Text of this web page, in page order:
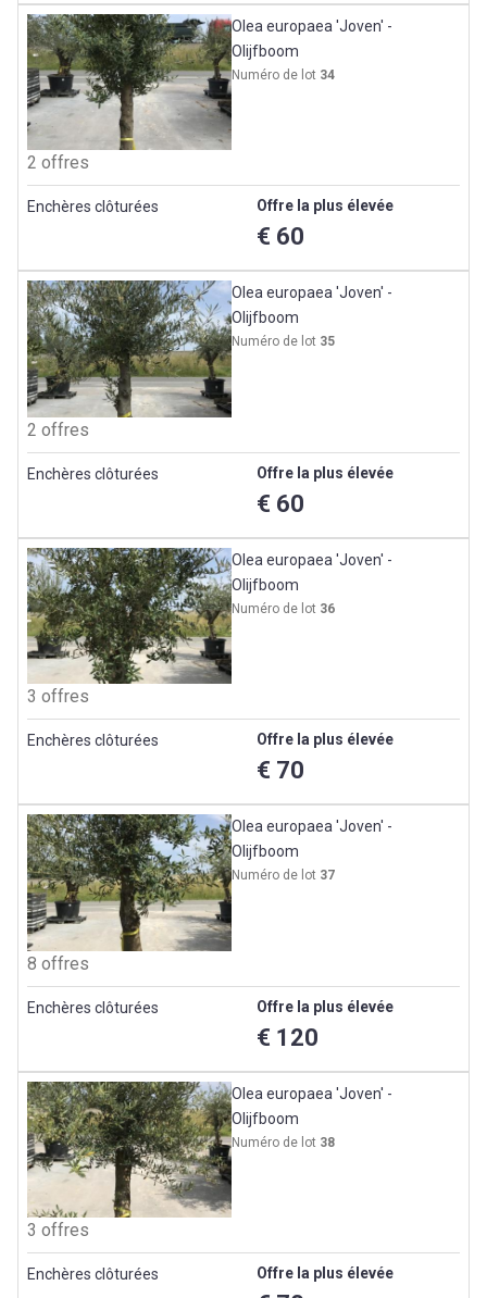
Olea europaea 'Joven' -
Olijfboom
Numéro de lot 34
2 offres
Enchères clôturées Offre la plus élevée
€ 60
Olea europaea 'Joven' -
Olijfboom
Numéro de lot 35
2 offres
Enchères clôturées Offre la plus élevée
€ 60
Olea europaea 'Joven' -
Olijfboom
Numéro de lot 36
3 offres
Enchères clôturées Offre la plus élevée
€ 70
Olea europaea 'Joven' -
Olijfboom
Numéro de lot 37
8 offres
Enchères clôturées Offre la plus élevée
€ 120
Olea europaea 'Joven' -
Olijfboom
Numéro de lot 38
3 offres
Enchères clôturées Offre la plus élevée